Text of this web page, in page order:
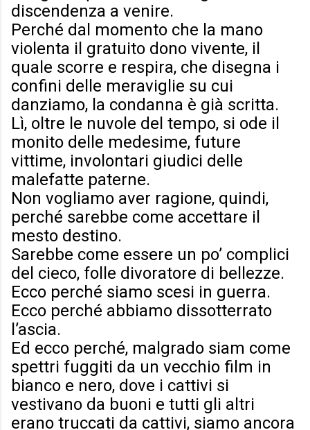
discendenza a venire.
Perché dal momento che la mano
violenta il gratuito dono vivente, il
quale scorre e respira, che disegna i
confini delle meraviglie su cui
danziamo, la condanna è già scritta.
Lì, oltre le nuvole del tempo, si ode il
monito delle medesime, future
vittime, involontari giudici delle
malefatte paterne.
Non vogliamo aver ragione, quindi,
perché sarebbe come accettare il
mesto destino.
Sarebbe come essere un po’ complici
del cieco, folle divoratore di bellezze.
Ecco perché siamo scesi in guerra.
Ecco perché abbiamo dissotterrato
l’ascia.
Ed ecco perché, malgrado siam come
spettri fuggiti da un vecchio film in
bianco e nero, dove i cattivi si
vestivano da buoni e tutti gli altri
erano truccati da cattivi, siamo ancora